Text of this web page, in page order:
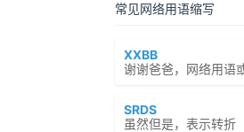
常见网络用语缩写
XXBB
谢谢爸爸，网络用语
SRDS
虽然但是，表示转折